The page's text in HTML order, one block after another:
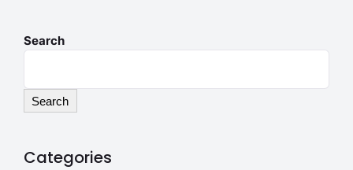
Search
Search
Categories